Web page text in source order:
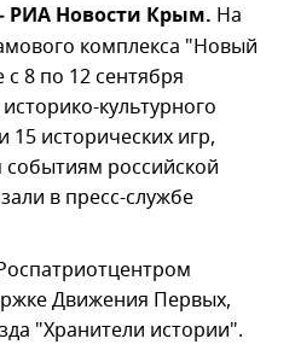
РИА Новости Крым. На
комплекса "Новый
8 по 12 сентября
культурного
исторических игр,
российской
в пресс-службе
Движения Первых,
"Хранители истории".